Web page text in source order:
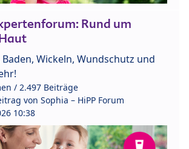
Rund um
Baden, Wickeln, Wundschutz und
/ 2.497 Beiträge
von Sophia – HiPP Forum
10:38